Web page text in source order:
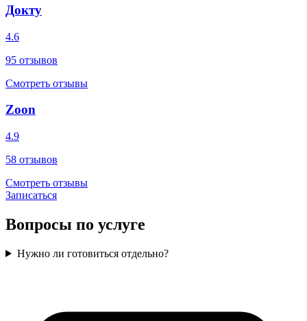
Докту
4.6
95 отзывов
Смотреть отзывы
Zoon
4.9
58 отзывов
Смотреть отзывы
Записаться
Вопросы по услуге
Нужно ли готовиться отдельно?